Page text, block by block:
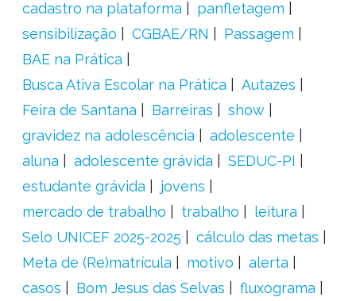
cadastro na plataforma
panfletagem
sensibilização
CGBAE/RN
Passagem
BAE na Prática
Busca Ativa Escolar na Prática
Autazes
Feira de Santana
Barreiras
show
gravidez na adolescência
adolescente
aluna
adolescente grávida
SEDUC-PI
estudante grávida
jovens
mercado de trabalho
trabalho
leitura
Selo UNICEF 2025-2025
cálculo das metas
Meta de (Re)matrícula
motivo
alerta
casos
Bom Jesus das Selvas
fluxograma